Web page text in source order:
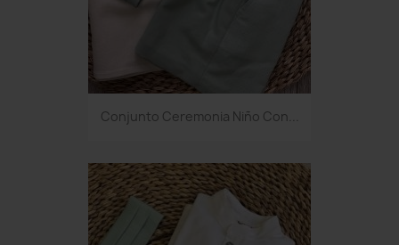
Conjunto Ceremonia Niño Con...